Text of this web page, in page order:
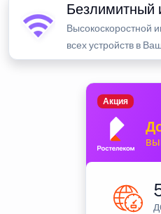
Безлимитный
Высокоскоростной
всех устройств в
Акция